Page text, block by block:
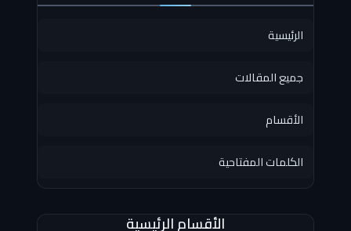
الرئيسية
جميع المقالات
الأقسام
الكلمات المفتاحية
الأقسام الرئيسية